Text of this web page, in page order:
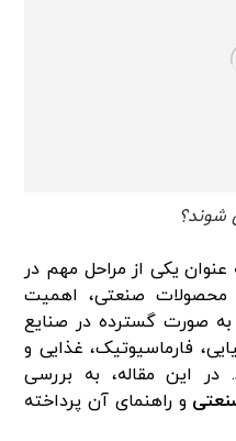
شوند؟
یکی از مراحل مهم در
صنعتی، اهمیت
صورت گسترده در صنایع
فارماسیوتیک، غذایی و
در این مقاله، به بررسی
و راهنمای آن پرداخته